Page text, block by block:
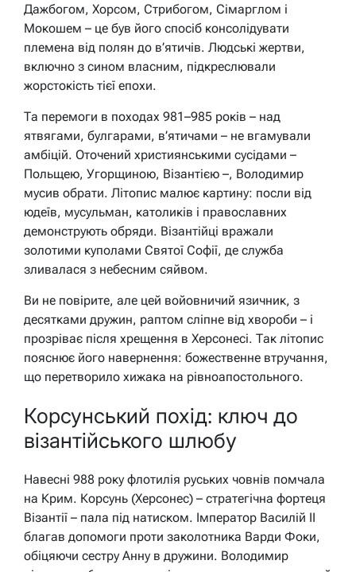
Дажбогом, Хорсом, Стрибогом, Сімарглом і
Мокошем – це був його спосіб консолідувати
племена від полян до в’ятичів. Людські жертви,
включно з сином власним, підкреслювали
жорстокість тієї епохи.
Та перемоги в походах 981–985 років – над
ятвягами, булгарами, в’ятичами – не вгамували
амбіцій. Оточений християнськими сусідами –
Польщею, Угорщиною, Візантією –, Володимир
мусив обрати. Літопис малює картину: посли від
юдеїв, мусульман, католиків і православних
демонструють обряди. Візантійці вражали
золотими куполами Святої Софії, де служба
зливалася з небесним сяйвом.
Ви не повірите, але цей войовничий язичник, з
десятками дружин, раптом сліпне від хвороби – і
прозріває після хрещення в Херсонесі. Так літопис
пояснює його навернення: божественне втручання,
що перетворило хижака на рівноапостольного.
Корсунський похід: ключ до
візантійського шлюбу
Навесні 988 року флотилія руських човнів помчала
на Крим. Корсунь (Херсонес) – стратегічна фортеця
Візантії – пала під натиском. Імператор Василій II
благав допомоги проти заколотника Варди Фоки,
обіцяючи сестру Анну в дружини. Володимир